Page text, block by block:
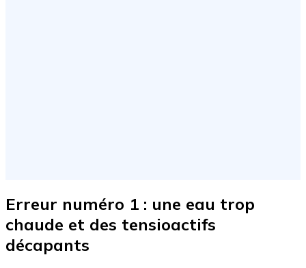
Erreur numéro 1 : une eau trop
chaude et des tensioactifs
décapants